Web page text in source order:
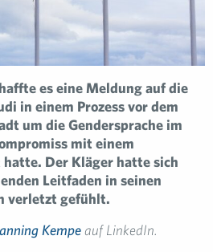
es eine Meldung auf die
in einem Prozess vor dem
um die Gendersprache im
mit einem
Der Kläger hatte sich
Leitfaden in seinen
verletzt gefühlt.
Kempeauf LinkedIn.